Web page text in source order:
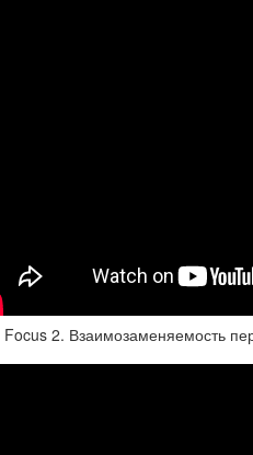
Focus 2. Взаимозаменяемость